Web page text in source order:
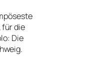
für die
Die